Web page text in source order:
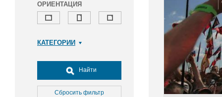
ОРИЕНТАЦИЯ
КАТЕГОРИИ
Досуг, туризм и отдых
Культура
Медицина
Найти
Сбросить фильтр